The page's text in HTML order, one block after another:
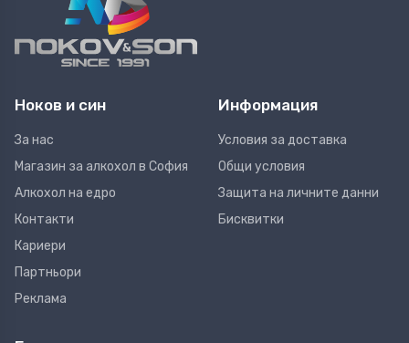
Ноков и син
За нас
Магазин за алкохол в София
Алкохол на едро
Контакти
Кариери
Партньори
Реклама
Информация
Условия за доставка
Общи условия
Защита на личните данни
Бисквитки